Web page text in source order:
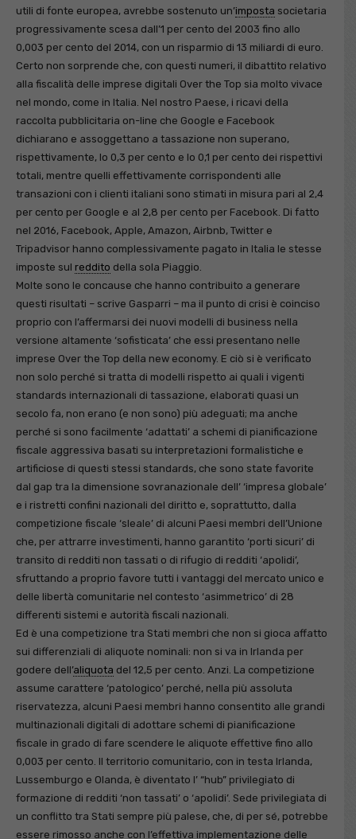
utili di fonte europea, avrebbe sostenuto un’imposta societaria
progressivamente scesa dall’1 per cento del 2003 fino allo
0,003 per cento del 2014, con un risparmio di 13 miliardi di euro.
Certo non sorprende che, con questi numeri, il dibattito relativo
alla fiscalità delle imprese digitali Over the Top sia molto vivace
nel mondo, come in Italia. Nel nostro Paese, i ricavi della
raccolta pubblicitaria on-line che Google e Facebook
dichiarano e assoggettano a tassazione non superano,
rispettivamente, lo 0,3 per cento e lo 0,1 per cento dei rispettivi
totali, mentre quelli effettivamente corrispondenti alle
transazioni con i clienti italiani sono stimati in misura pari al 2,4
per cento per Google e al 2,8 per cento per Facebook. Di fatto
nel 2016, Facebook, Apple, Amazon, Airbnb, Twitter e
Tripadvisor hanno complessivamente pagato in Italia le stesse
imposte sul reddito della sola Piaggio.
Molte sono le concause che hanno contribuito a generare
questi risultati – scrive Gasparri – ma il punto di crisi è coinciso
proprio con l’affermarsi dei nuovi modelli di business nella
versione altamente ‘sofisticata’ che essi presentano nelle
imprese Over the Top della new economy. E ciò si è verificato
non solo perché si tratta di modelli rispetto ai quali i vigenti
standards internazionali di tassazione, elaborati quasi un
secolo fa, non erano (e non sono) più adeguati; ma anche
perché si sono facilmente ‘adattati’ a schemi di pianificazione
fiscale aggressiva basati su interpretazioni formalistiche e
artificiose di questi stessi standards, che sono state favorite
dal gap tra la dimensione sovranazionale dell’ ‘impresa globale’
e i ristretti confini nazionali del diritto e, soprattutto, dalla
competizione fiscale ‘sleale’ di alcuni Paesi membri dell’Unione
che, per attrarre investimenti, hanno garantito ‘porti sicuri’ di
transito di redditi non tassati o di rifugio di redditi ‘apolidi’,
sfruttando a proprio favore tutti i vantaggi del mercato unico e
delle libertà comunitarie nel contesto ‘asimmetrico’ di 28
differenti sistemi e autorità fiscali nazionali.
Ed è una competizione tra Stati membri che non si gioca affatto
sui differenziali di aliquote nominali: non si va in Irlanda per
godere dell’aliquota del 12,5 per cento. Anzi. La competizione
assume carattere ‘patologico’ perché, nella più assoluta
riservatezza, alcuni Paesi membri hanno consentito alle grandi
multinazionali digitali di adottare schemi di pianificazione
fiscale in grado di fare scendere le aliquote effettive fino allo
0,003 per cento. Il territorio comunitario, con in testa Irlanda,
Lussemburgo e Olanda, è diventato l’ “hub” privilegiato di
formazione di redditi ‘non tassati’ o ‘apolidi’. Sede privilegiata di
un conflitto tra Stati sempre più palese, che, di per sé, potrebbe
essere rimosso anche con l’effettiva implementazione delle